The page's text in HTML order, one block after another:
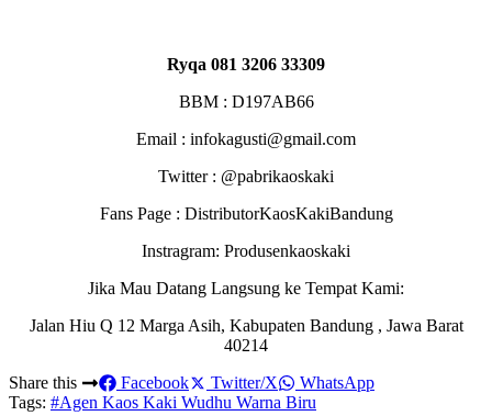
Ryqa 081 3206 33309
BBM : D197AB66
Email : infokagusti@gmail.com
Twitter : @pabrikaoskaki
Fans Page : DistributorKaosKakiBandung
Instragram: Produsenkaoskaki
Jika Mau Datang Langsung ke Tempat Kami:
Jalan Hiu Q 12 Marga Asih, Kabupaten Bandung , Jawa Barat
40214
Share this
Facebook Twitter/X
WhatsApp
Tags: #Agen Kaos Kaki Wudhu Warna Biru